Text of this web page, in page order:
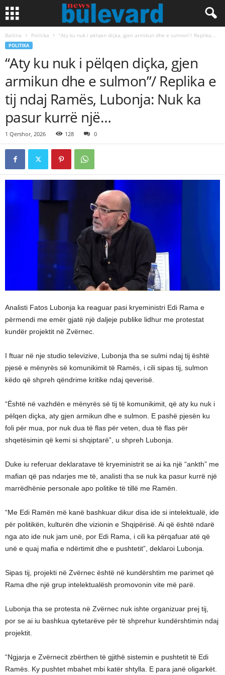
Ballina Politika “Aty ku nuk i pëlqen diçka, gjen armikun dhe e sulmon”/ Replika...
POLITIKA
“Aty ku nuk i pëlqen diçka, gjen
armikun dhe e sulmon”/ Replika e
tij ndaj Ramës, Lubonja: Nuk ka
pasur kurrë një…
1 Qershor, 2026 128 0
Analisti Fatos Lubonja ka reaguar pasi kryeministri Edi Rama e
përmendi me emër gjatë një daljeje publike lidhur me protestat
kundër projektit në Zvërnec.
I ftuar në nje studio televizive, Lubonja tha se sulmi ndaj tij është
pjesë e mënyrës së komunikimit të Ramës, i cili sipas tij, sulmon
këdo që shpreh qëndrime kritike ndaj qeverisë.
“Është në vazhdën e mënyrës së tij të komunikimit, që aty ku nuk i
pëlqen diçka, aty gjen armikun dhe e sulmon. E pashë pjesën ku
foli për mua, por nuk dua të flas për veten, dua të flas për
shqetësimin që kemi si shqiptarë”, u shpreh Lubonja.
Duke iu referuar deklaratave të kryeministrit se ai ka një “ankth” me
mafian që pas ndarjes me të, analisti tha se nuk ka pasur kurrë një
marrëdhënie personale apo politike të tillë me Ramën.
“Me Edi Ramën më kanë bashkuar dikur disa ide si intelektualë, ide
për politikën, kulturën dhe vizionin e Shqipërisë. Ai që është ndarë
nga ato ide nuk jam unë, por Edi Rama, i cili ka përqafuar atë që
unë e quaj mafia e ndërtimit dhe e pushtetit”, deklaroi Lubonja.
Sipas tij, projekti në Zvërnec është në kundërshtim me parimet që
Rama dhe një grup intelektualësh promovonin vite më parë.
Lubonja tha se protesta në Zvërnec nuk ishte organizuar prej tij,
por se ai iu bashkua qytetarëve për të shprehur kundërshtimin ndaj
projektit.
“Ngjarja e Zvërnecit zbërthen të gjithë sistemin e pushtetit të Edi
Ramës. Ky pushtet mbahet mbi katër shtylla. E para janë oligarkët.